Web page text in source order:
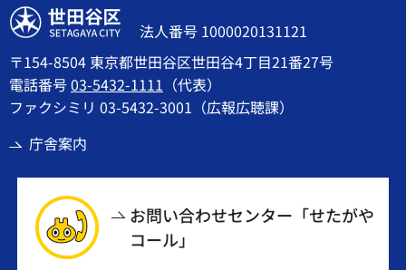
世田谷区
法人番号 1000020131121
〒154-8504 東京都世田谷区世田谷4丁目21番27号
電話番号03-5432-1111 （代表）
ファクシミリ 03-5432-3001（広報広聴課）
庁舎案内
お問い合わせセンター「せたがや
コール」